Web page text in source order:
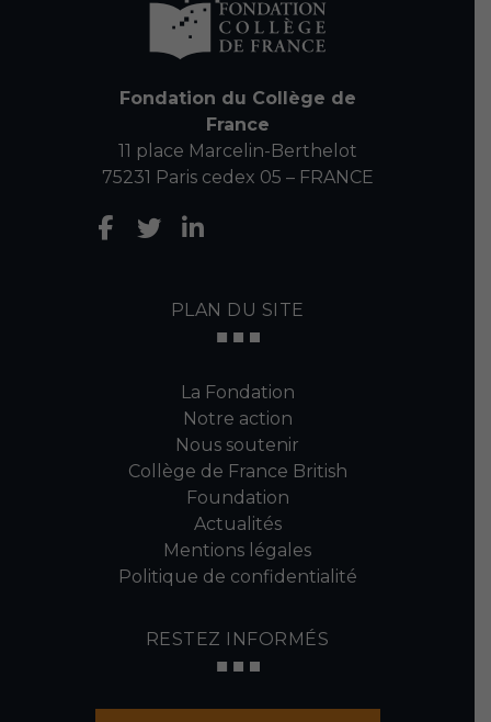
Fondation du Collège de
France
11 place Marcelin-Berthelot
75231 Paris cedex 05 – FRANCE
PLAN DU SITE
La Fondation
Notre action
Nous soutenir
Collège de France British
Foundation
Actualités
Mentions légales
Politique de confidentialité
RESTEZ INFORMÉS